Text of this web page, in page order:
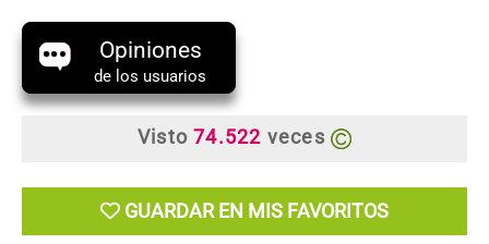
de los usuarios
Visto74.522 veces
GUARDAR EN MIS FAVORITOS